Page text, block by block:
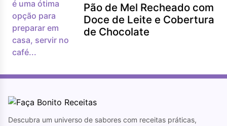
Pão de Mel Recheado com
Doce de Leite e Cobertura
de Chocolate
Descubra um universo de sabores com receitas práticas,